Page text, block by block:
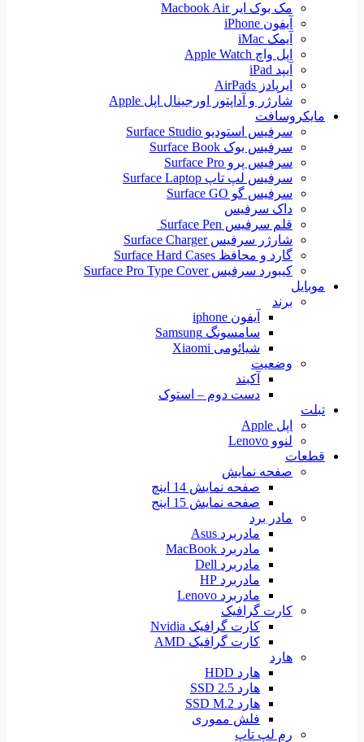
مک بوک ایر Macbook Air
آیفون iPhone
آیمک iMac
اپل واچ Apple Watch
آیپد iPad
ایرپادز AirPads
شارژر و آداپتور اورجینال اپل Apple
مایکروسافت
سرفیس استودیو Surface Studio
سرفیس بوک Surface Book
سرفیس پرو Surface Pro
سرفیس لپ تاپ Surface Laptop
سرفیس گو Surface GO
داک سرفیس
قلم سرفیس Surface Pen
شارژر سرفیس Surface Charger
گارد و محافظ Surface Hard Cases
کیبورد سرفیس Surface Pro Type Cover
موبایل
برند
آیفون iphone
سامسونگ Samsung
شیائومی Xiaomi
وضعیت
آکبند
دست دوم – استوک
تبلت
اپل Apple
لنوو Lenovo
قطعات
صفحه نمایش
صفحه نمایش 14 اینچ
صفحه نمایش 15 اینج
مادر برد
مادربرد Asus
مادربرد MacBook
مادربرد Dell
مادربرد HP
مادربرد Lenovo
کارت گرافیک
کارت گرافیک Nvidia
کارت گرافیک AMD
هارد
هارد HDD
هارد SSD 2.5
هارد SSD M.2
فلش مموری
رم لپ تاپ